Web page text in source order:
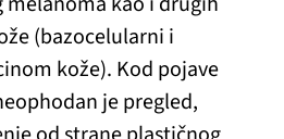
(bazocelularni i
kože). Kod pojave
je pregled,